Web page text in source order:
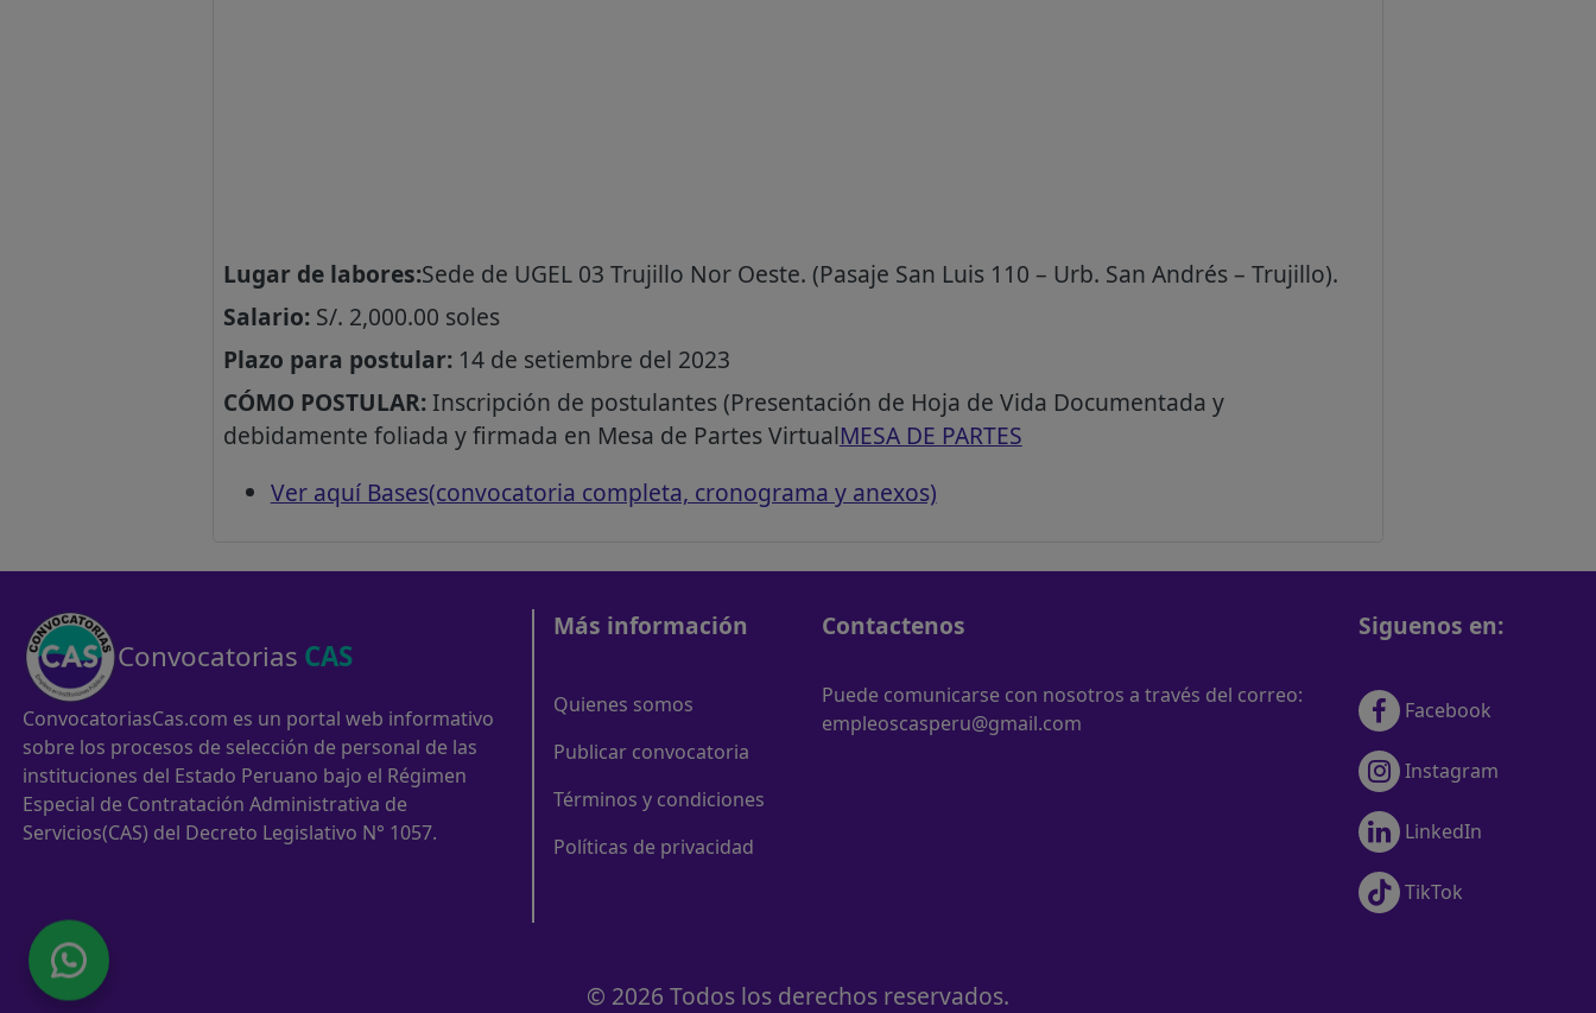
Lugar de labores:Sede de UGEL 03 Trujillo Nor Oeste. (Pasaje San Luis 110 – Urb. San Andrés – Trujillo).
Salario:S/. 2,000.00 soles
Plazo para postular:14 de setiembre del 2023
CÓMO POSTULAR:Inscripción de postulantes (Presentación de Hoja de Vida Documentada y
debidamente foliada y firmada en Mesa de Partes VirtualMESA DE PARTES
Ver aquí Bases(convocatoria completa, cronograma y anexos)
Convocatorias CAS
ConvocatoriasCas.com es un portal web informativo
sobre los procesos de selección de personal de las
instituciones del Estado Peruano bajo el Régimen
Especial de Contratación Administrativa de
Servicios(CAS) del Decreto Legislativo N° 1057.
Más información
Quienes somos
Publicar convocatoria
Términos y condiciones
Políticas de privacidad
Contactenos
Puede comunicarse con nosotros a través del correo:
empleoscasperu@gmail.com
Siguenos en:
Facebook
Instagram
LinkedIn
TikTok
© 2026 Todos los derechos reservados.